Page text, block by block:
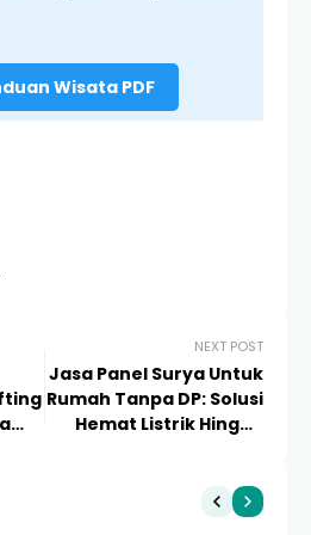
Wisata PDF
NEXT POST
Jasa Panel Surya Untuk
Rumah Tanpa DP: Solusi
Hemat Listrik Hingga